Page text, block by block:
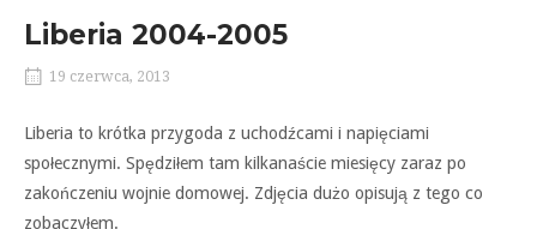
Liberia 2004-2005
19 czerwca, 2013
Liberia to krótka przygoda z uchodźcami i napięciami
społecznymi. Spędziłem tam kilkanaście miesięcy zaraz po
zakończeniu wojnie domowej. Zdjęcia dużo opisują z tego co
zobaczyłem.